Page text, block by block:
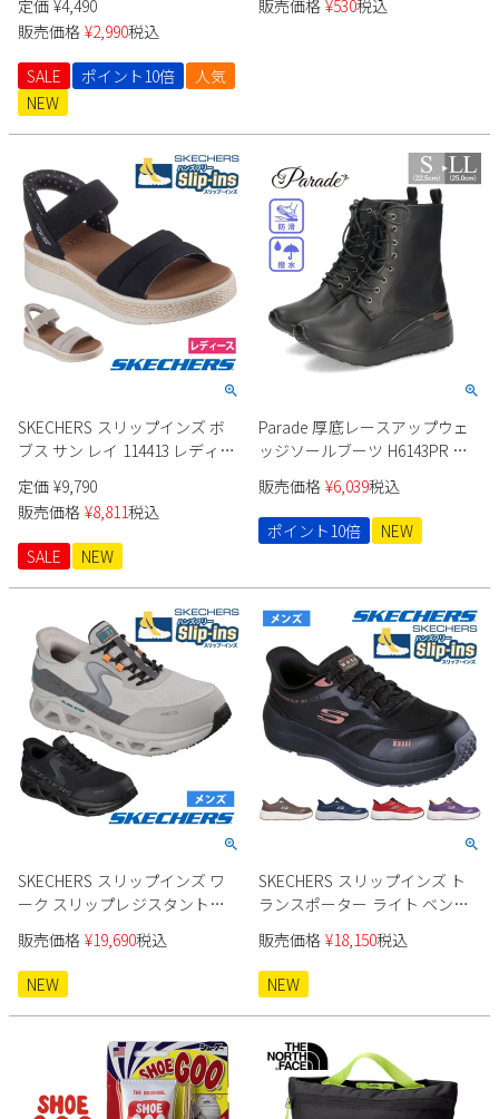
定価 ¥4,490
販売価格 ¥2,990税込
SALE
ポイント10倍
人気
NEW
販売価格 ¥530税込
SKECHERS スリップインズ ボ
ブス サン レイ 114413 レディー
ス
定価 ¥9,790
販売価格 ¥8,811税込
SALE
NEW
Parade 厚底レースアップウェ
ッジソールブーツ H6143PR レ
ディース
販売価格 ¥6,039税込
ポイント10倍
NEW
SKECHERS スリップインズ ワ
ーク スリップレジスタント
200452J メンズ ワークシューズ
販売価格 ¥19,690税込
NEW
SKECHERS スリップインズ ト
ランスポーター ライト ベン
200262J メンズ
販売価格 ¥18,150税込
NEW